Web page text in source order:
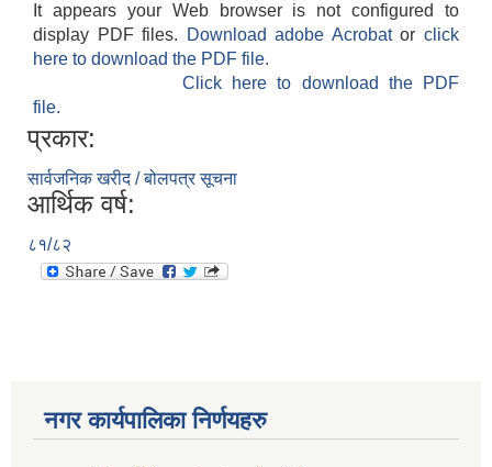
It appears your Web browser is not configured to
display PDF files.
Download adobe Acrobatorclick
here to download the PDF file.
Click here to download the PDF
file.
प्रकार:
सार्वजनिक खरीद / बोलपत्र सूचना
आर्थिक वर्ष:
८१/८२
नगर कार्यपालिका निर्णयहरु